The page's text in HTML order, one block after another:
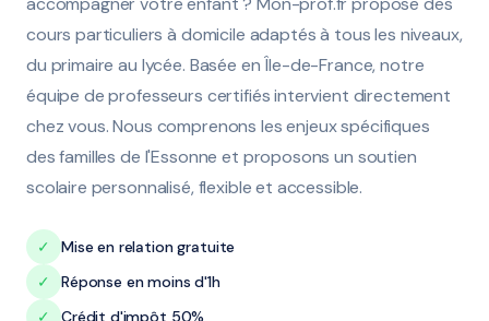
cours particuliers à domicile adaptés à tous les niveaux,
du primaire au lycée. Basée en Île-de-France, notre
équipe de professeurs certifiés intervient directement
chez vous. Nous comprenons les enjeux spécifiques
des familles de l'Essonne et proposons un soutien
scolaire personnalisé, flexible et accessible.
✓
Mise en relation gratuite
✓
Réponse en moins d'1h
✓
Crédit d'impôt 50%